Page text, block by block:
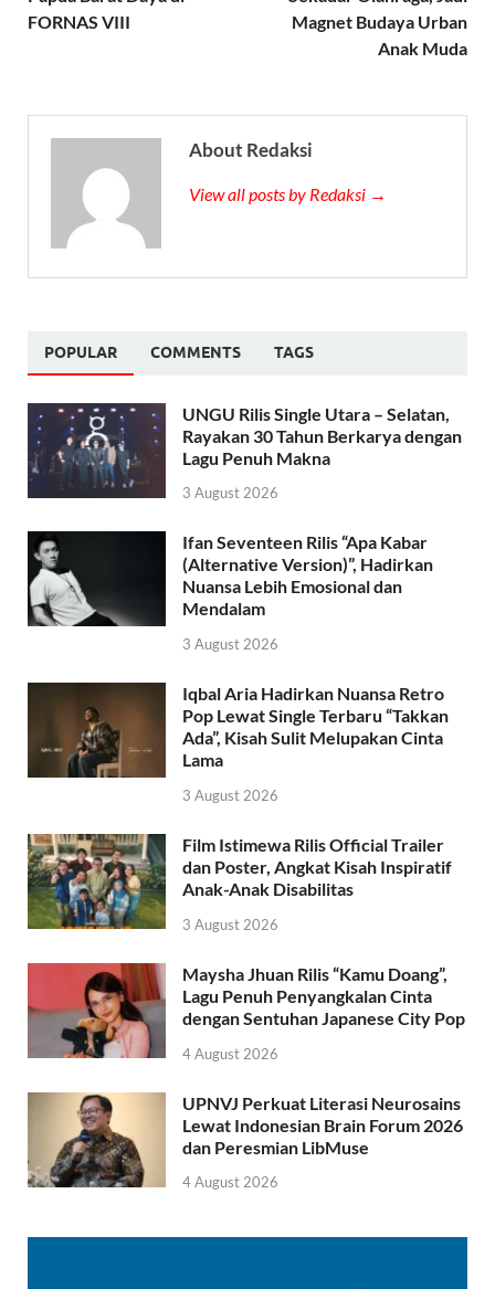
FORNAS VIII
Magnet Budaya Urban
Anak Muda
About Redaksi
View all posts by Redaksi →
POPULAR COMMENTS TAGS
UNGU Rilis Single Utara – Selatan,
Rayakan 30 Tahun Berkarya dengan
Lagu Penuh Makna
3 August 2026
Ifan Seventeen Rilis “Apa Kabar
(Alternative Version)”, Hadirkan
Nuansa Lebih Emosional dan
Mendalam
3 August 2026
Iqbal Aria Hadirkan Nuansa Retro
Pop Lewat Single Terbaru “Takkan
Ada”, Kisah Sulit Melupakan Cinta
Lama
3 August 2026
Film Istimewa Rilis Official Trailer
dan Poster, Angkat Kisah Inspiratif
Anak-Anak Disabilitas
3 August 2026
Maysha Jhuan Rilis “Kamu Doang”,
Lagu Penuh Penyangkalan Cinta
dengan Sentuhan Japanese City Pop
4 August 2026
UPNVJ Perkuat Literasi Neurosains
Lewat Indonesian Brain Forum 2026
dan Peresmian LibMuse
4 August 2026